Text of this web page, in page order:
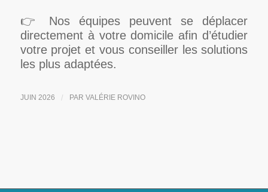
👉 Nos équipes peuvent se déplacer
directement à votre domicile afin d’étudier
votre projet et vous conseiller les solutions
les plus adaptées.
JUIN 2026 / PAR VALÉRIE ROVINO